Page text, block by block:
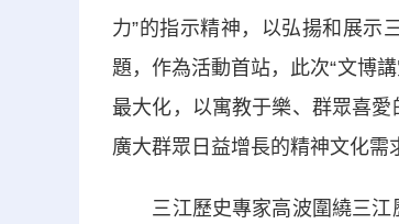
力”的指示精神，以弘揚和展示
題，作為活動首站，此次“文博
最大化，以寓教于樂、群眾喜
廣大群眾日益增長的精神文化需
三江歷史專家高波圍繞三江